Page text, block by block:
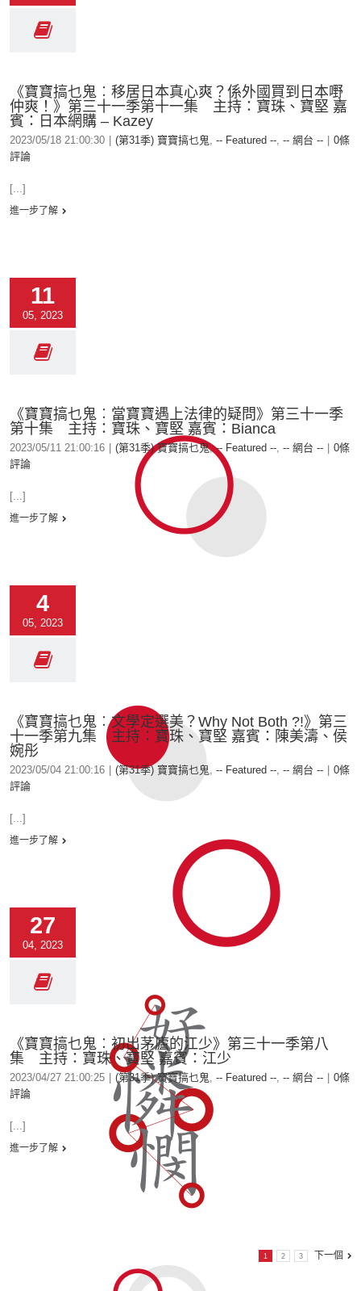
《寶寶搞乜鬼︰移居日本真心爽？係外國買到日本嘢
仲爽！》第三十一季第十一集 主持：寶珠、寶堅 嘉
賓：日本網購 – Kazey
2023/05/18 21:00:30 (第31季) 寶寶搞乜鬼, -- Featured --, -- 網台 --
0條
評論
[...]
進一步了解
11
05, 2023
《寶寶搞乜鬼︰當寶寶遇上法律的疑問》第三十一季
第十集 主持：寶珠、寶堅 嘉賓：Bianca
2023/05/11 21:00:16 (第31季) 寶寶搞乜鬼,-- Featured --, -- 網台 --
0條
評論
[...]
進一步了解
4
05, 2023
《寶寶搞乜鬼︰文學定選美？Why Not Both ?!》第三
十一季第九集 主持：寶珠、寶堅 嘉賓：陳美濤、侯
婉彤
2023/05/04 21:00:16 (第31季) 寶寶搞乜鬼, -- Featured --, -- 網台 --
0條
評論
[...]
進一步了解
27
04, 2023
《寶寶搞乜鬼︰初出茅廬的江少》第三十一季第八
集 主持：寶珠、寶堅 嘉賓：江少
2023/04/27 21:00:25 (第31季) 寶寶搞乜鬼, -- Featured --, -- 網台 --
0條
評論
[...]
進一步了解
1 2 3 下一個